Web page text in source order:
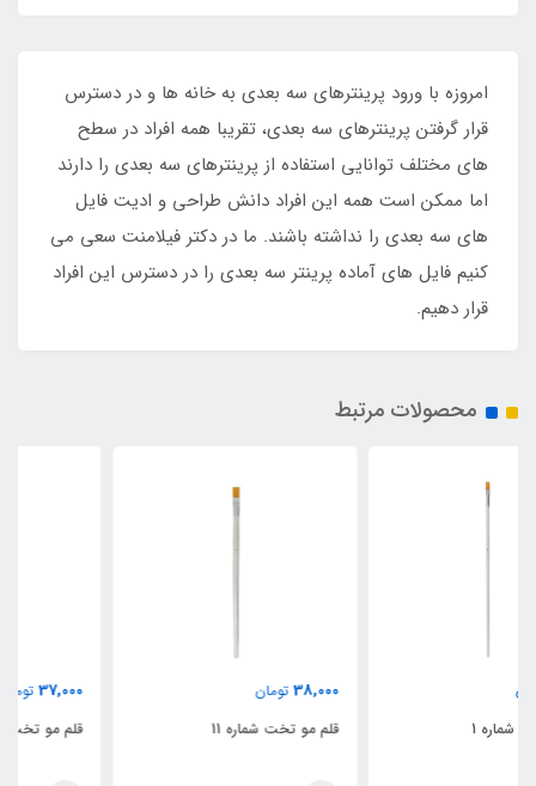
امروزه با ورود پرینترهای سه بعدی به خانه ها و در دسترس
قرار گرفتن پرینترهای سه بعدی، تقریبا همه افراد در سطح
های مختلف توانایی استفاده از پرینترهای سه بعدی را دارند
اما ممکن است همه این افراد دانش طراحی و ادیت فایل
های سه بعدی را نداشته باشند. ما در دکتر فیلامنت سعی می
کنیم فایل های آماده پرینتر سه بعدی را در دسترس این افراد
قرار دهیم.
محصولات مرتبط
قلم مو تخت شماره 11
قلم مو تخت شماره 10